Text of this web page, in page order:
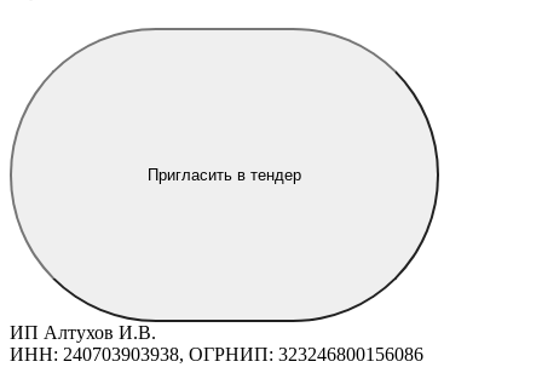
Пригласить в тендер
ИП Алтухов И.В.
ИНН: 240703903938, ОГРНИП: 323246800156086